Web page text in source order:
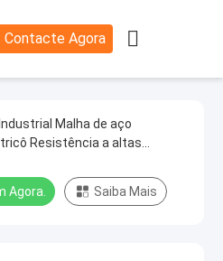
Contacte Agora 
Malha de aço
Resistência a altas
Agora. Saiba Mais